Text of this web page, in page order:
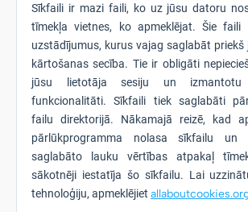
Sīkfaili ir mazi faili, ko uz jūsu datoru
tīmekļa vietnes, ko apmeklējat. Šie faili
uzstādījumus, kurus vajag saglabāt priekš
kārtošanas secība. Tie ir obligāti
jūsu lietotāja sesiju un izmantotu
funkcionalitāti. Sīkfaili tiek saglabāti
failu direktorijā. Nākamajā reizē, kad
pārlūkprogramma nolasa sīkfailu un
saglabāto lauku vērtības atpakaļ
sākotnēji iestatīja šo sīkfailu. Lai
tehnoloģiju, apmeklējiet